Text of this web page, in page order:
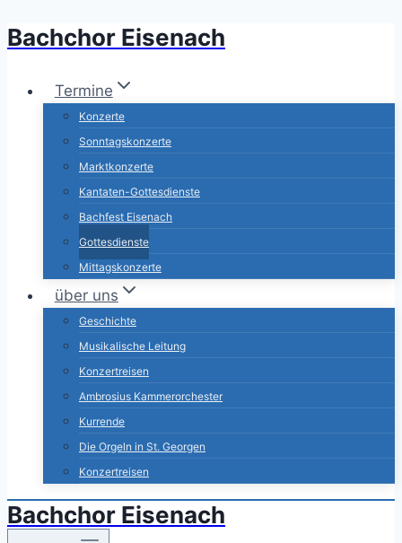
Zum
springen
Bachchor Eisenach
Termine
Konzerte
Sonntagskonzerte
Marktkonzerte
Kantaten-Gottesdienste
Bachfest Eisenach
Gottesdienste
Mittagskonzerte
über uns
Geschichte
Musikalische Leitung
Konzertreisen
Ambrosius Kammerorchester
Kurrende
Die Orgeln in St. Georgen
Konzertreisen
Bachchor Eisenach